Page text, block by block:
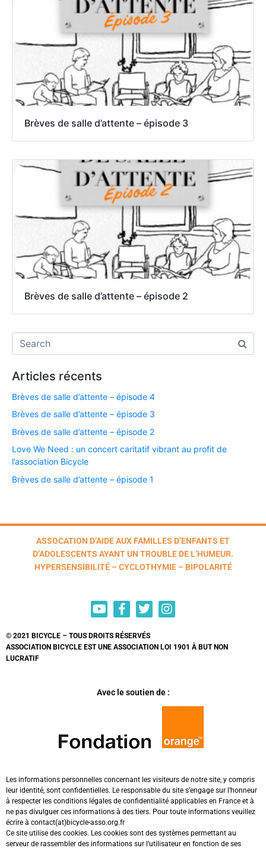
Brèves de salle d’attente – épisode 3
Brèves de salle d’attente – épisode 2
Articles récents
Brèves de salle d’attente – épisode 4
Brèves de salle d’attente – épisode 3
Brèves de salle d’attente – épisode 2
Love We Need : un concert caritatif vibrant au profit de
l’association Bicycle
Brèves de salle d’attente – épisode 1
ASSOCATION D’AIDE AUX FAMILLES D’ENFANTS ET
D’ADOLESCENTS AYANT UN TROUBLE DE L’HUMEUR.
HYPERSENSIBILITÉ – CYCLOTHYMIE – BIPOLARITÉ
© 2021 BICYCLE – TOUS DROITS RÉSERVÉS
ASSOCIATION BICYCLE EST UNE ASSOCIATION LOI 1901 À BUT NON
LUCRATIF
Avec le soutien de :
Les informations personnelles concernant les visiteurs de notre site, y compris
leur identité, sont confidentielles. Le responsable du site s’engage sur l’honneur
à respecter les conditions légales de confidentialité applicables en France et à
ne pas divulguer ces informations à des tiers. Pour toute informations veuillez
écrire à contact(at)bicycle-asso.org.fr
Ce site utilise des cookies. Les cookies sont des systèmes permettant au
serveur de rassembler des informations sur l’utilisateur en fonction de ses